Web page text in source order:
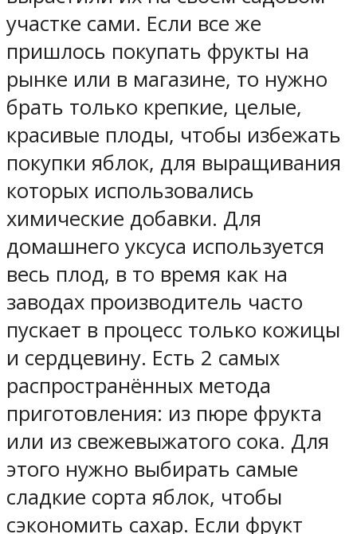
участке сами. Если все же
пришлось покупать фрукты на
рынке или в магазине, то нужно
брать только крепкие, целые,
красивые плоды, чтобы избежать
покупки яблок, для выращивания
которых использовались
химические добавки. Для
домашнего уксуса используется
весь плод, в то время как на
заводах производитель часто
пускает в процесс только кожицы
и сердцевину. Есть 2 самых
распространённых метода
приготовления: из пюре фрукта
или из свежевыжатого сока. Для
этого нужно выбирать самые
сладкие сорта яблок, чтобы
сэкономить сахар. Если фрукт